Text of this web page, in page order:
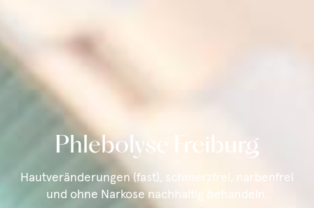
Phlebolyse Freiburg
Hautveränderungen (fast), schmerzfrei, narbenfrei
und ohne Narkose nachhaltig behandeln.